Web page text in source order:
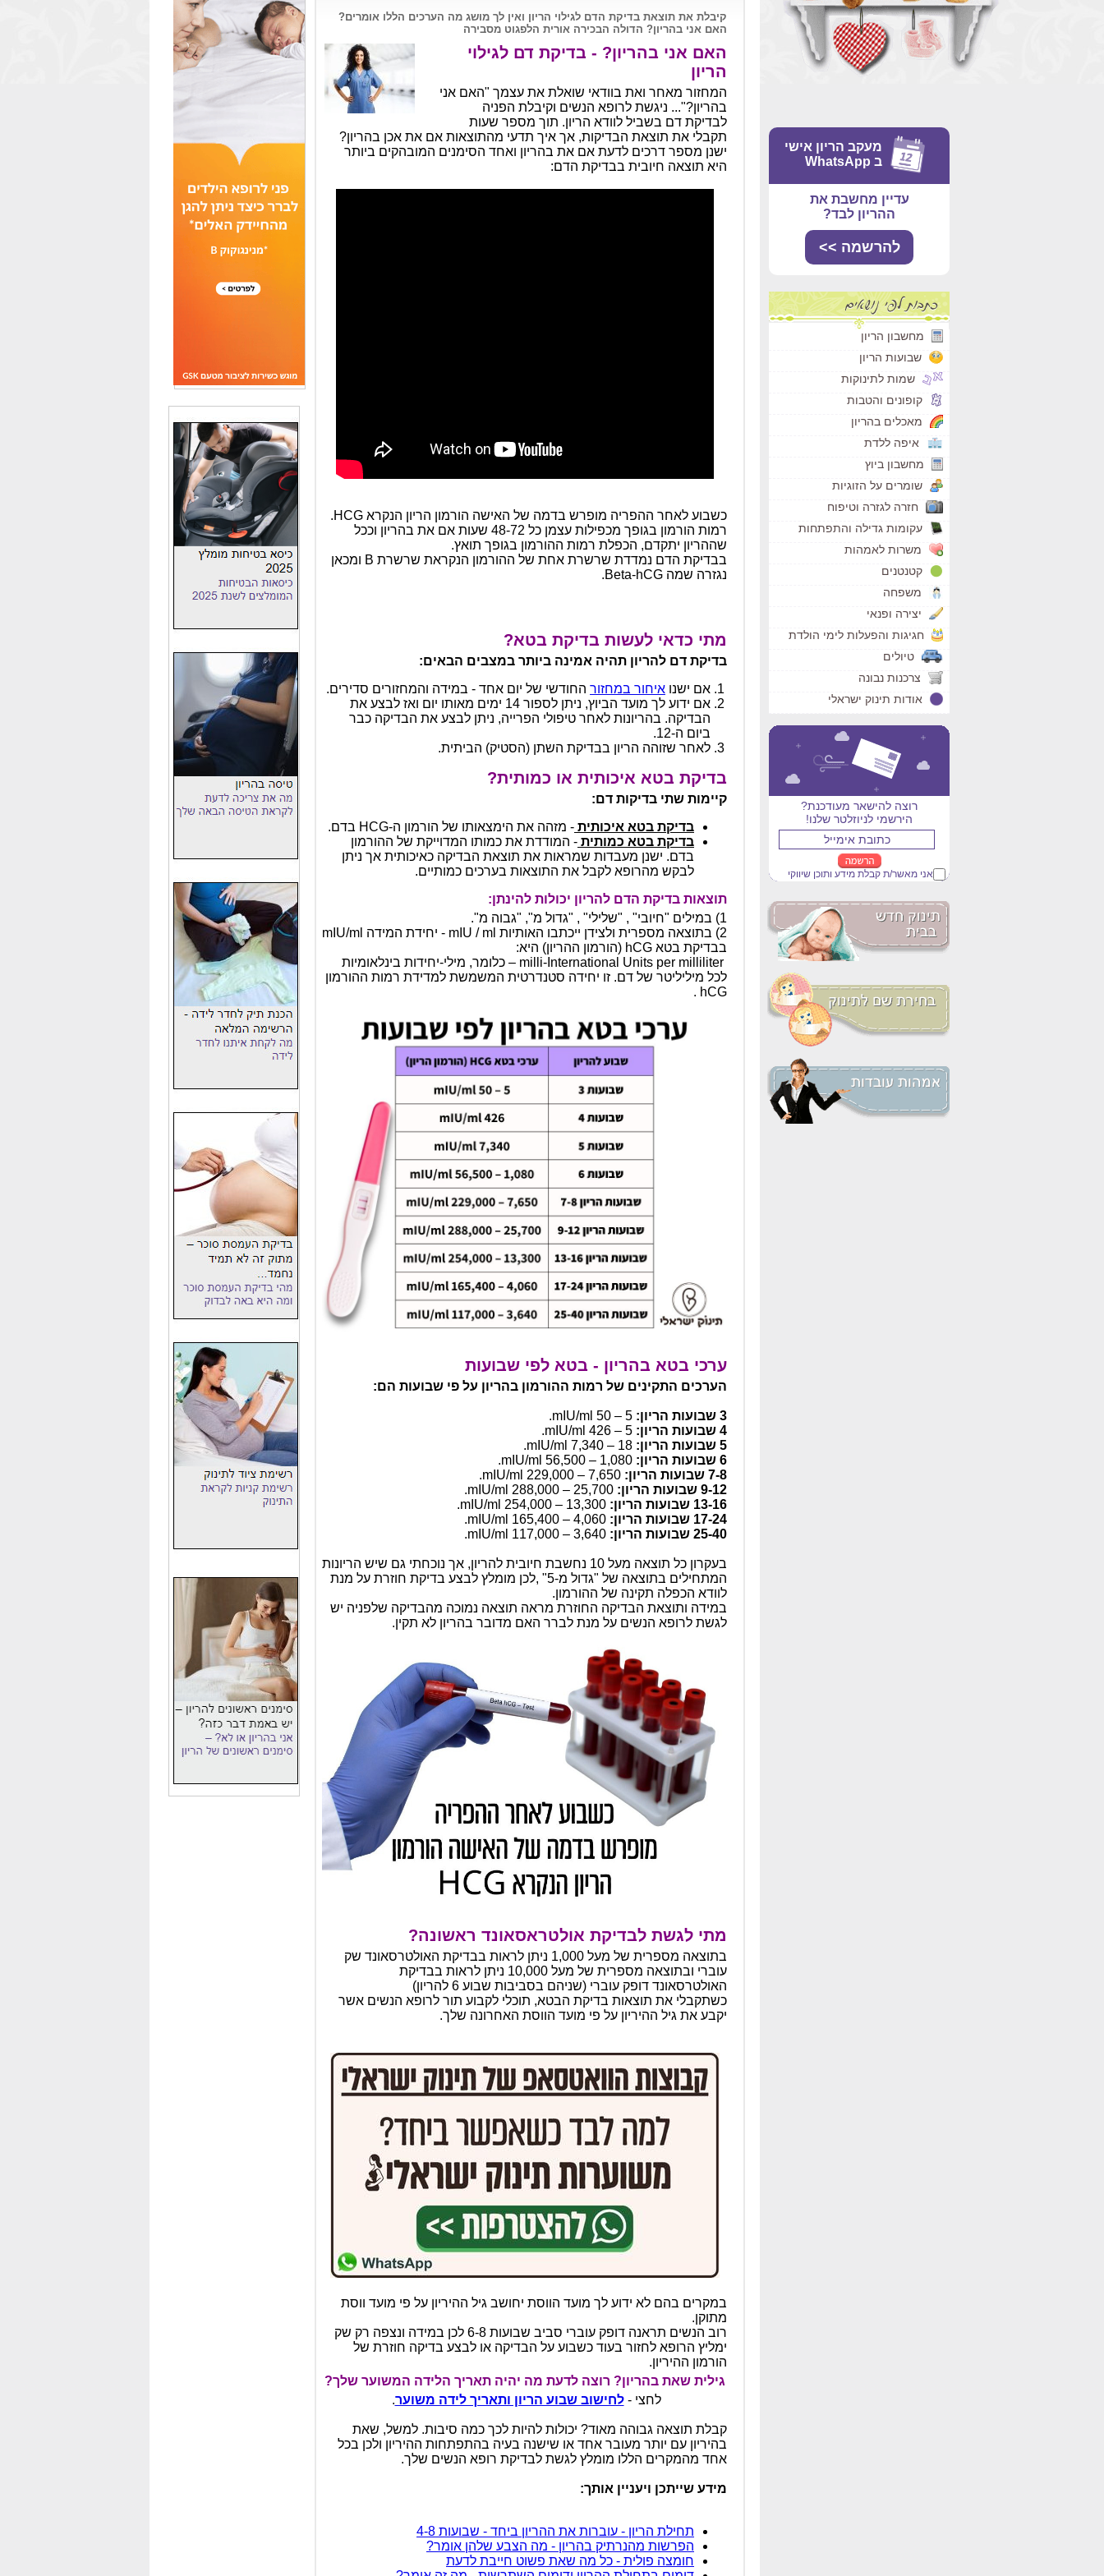
מעקב הריון אישי
ב WhatsApp
עדיין מחשבת את
ההריון לבד?
להרשמה >>
מחשבון הריון
שבועות הריון
שמות לתינוקות
קופונים והטבות
מאכלים בהריון
איפה ללדת
מחשבון ביוץ
שומרים על הזוגיות
חזרה לגזרה וטיפוח
עקומות גדילה והתפתחות
משרות לאמהות
קטנטנים
משפחה
יצירה ופנאי
חגיגות והפעלות לימי הולדת
טיולים
צרכנות נבונה
אודות תינוק ישראלי
רוצה להישאר מעודכנת?
הירשמי לניוזלטר שלנו!
אני מאשר/ת קבלת מידע ותוכן שיווקי
קיבלת את תוצאת בדיקת הדם לגילוי הריון ואין לך מושג מה הערכים הללו אומרים?
האם אני בהריון? הדולה הבכירה אורית הלפגוט מסבירה
האם אני בהריון? - בדיקת דם לגילוי
הריון
המחזור מאחר ואת בוודאי שואלת את עצמך "האם אני
בהריון?"... ניגשת לרופא הנשים וקיבלת הפניה
לבדיקת דם בשביל לוודא הריון. תוך מספר שעות
תקבלי את תוצאת הבדיקות, אך איך תדעי מהתוצאות אם את אכן בהריון?
ישנן מספר דרכים לדעת אם את בהריון ואחד הסימנים המובהקים ביותר
היא תוצאה חיובית בבדיקת הדם:
כשבוע לאחר ההפריה מופרש בדמה של האישה הורמון הריון הנקרא HCG.
רמות הורמון בגופך מכפילות עצמן כל 48-72 שעות אם את בהריון וככל
שההריון יתקדם, הכפלת רמות ההורמון בגופך תואץ.
בבדיקת הדם נמדדת שרשרת אחת של ההורמון הנקראת שרשרת B ומכאן
נגזרה שמה Beta-hCG.
מתי כדאי לעשות בדיקת בטא?
בדיקת דם להריון תהיה אמינה ביותר במצבים הבאים:
אם ישנו איחור במחזור החודשי של יום אחד - במידה והמחזורים סדירים.
אם ידוע לך מועד הביוץ, ניתן לספור 14 ימים מאותו יום ואז לבצע את
הבדיקה. בהריונות לאחר טיפולי הפרייה, ניתן לבצע את הבדיקה כבר
ביום ה-12.
לאחר שזוהה הריון בבדיקת השתן (הסטיק) הביתית.
בדיקת בטא איכותית או כמותית?
קיימות שתי בדיקות דם:
בדיקת בטא איכותית - מזהה את הימצאותו של הורמון ה-HCG בדם.
בדיקת בטא כמותית - המודדת את כמותו המדוייקת של ההורמון
בדם. ישנן מעבדות שמראות את תוצאת הבדיקה כאיכותית אך ניתן
לבקש מהרופא לקבל את התוצאות בערכים כמותיים.
תוצאות בדיקת הדם להריון יכולות להינתן:
1) במילים "חיובי" , "שלילי" , "גדול מ", "גבוה מ".
2) בתוצאה מספרית ולצידן ייכתבו האותיות mIU / ml - יחידת המידה mIU/ml
בבדיקת בטא hCG (הורמון ההריון) היא:
milli-International Units per milliliter – כלומר, מילי-יחידות בינלאומיות
לכל מיליליטר של דם. זו יחידה סטנדרטית המשמשת למדידת רמות ההורמון
hCG .
ערכי בטא בהריון - בטא לפי שבועות
הערכים התקינים של רמות ההורמון בהריון על פי שבועות הם:
3 שבועות הריון:
4 שבועות הריון:
5 שבועות הריון:
6 שבועות הריון:
7-8 שבועות הריון:
9-12 שבועות הריון:
13-16 שבועות הריון:
17-24 שבועות הריון:
25-40 שבועות הריון:
בעקרון כל תוצאה מעל 10 נחשבת חיובית להריון, אך נוכחתי גם שיש הריונות
המתחילים בתוצאה של "גדול מ-5" ,לכן מומלץ לבצע בדיקת חוזרת על מנת
לוודא הכפלה תקינה של ההורמון.
במידה ותוצאת הבדיקה החוזרת מראה תוצאה נמוכה מהבדיקה שלפניה יש
לגשת לרופא הנשים על מנת לברר האם מדובר בהריון לא תקין.
מתי לגשת לבדיקת אולטראסאונד ראשונה?
בתוצאה מספרית של מעל 1,000 ניתן לראות בבדיקת האולטרסאונד שק
עוברי ובתוצאה מספרית של מעל 10,000 ניתן לראות בבדיקת
האולטרסאונד דופק עוברי (שניהם בסביבות שבוע 6 להריון)
כשתקבלי את תוצאות בדיקת הבטא, תוכלי לקבוע תור לרופא הנשים אשר
יקבע את גיל ההיריון על פי מועד הווסת האחרונה שלך.
במקרים בהם לא ידוע לך מועד הווסת יחושב גיל ההיריון על פי מועד ווסת
מתוקן.
רוב הנשים תראנה דופק עוברי סביב שבועות 6-8 לכן במידה ונצפה רק שק
ימליץ הרופא לחזור בעוד כשבוע על הבדיקה או לבצע בדיקה חוזרת של
הורמון ההיריון.
גילית שאת בהריון? רוצה לדעת מה יהיה תאריך הלידה המשוער שלך?
לחצי -לחישוב שבוע הריון ותאריך לידה משוער.
קבלת תוצאה גבוהה מאוד? יכולות להיות לכך כמה סיבות. למשל, שאת
בהיריון עם יותר מעובר אחד או שישנה בעיה בהתפתחות ההיריון ולכן בכל
אחד מהמקרים הללו מומלץ לגשת לבדיקת רופא הנשים שלך.
מידע שייתכן ויעניין אותך:
תחילת הריון - עוברות את ההריון ביחד - שבועות 4-8
הפרשות מהנרתיק בהריון - מה הצבע שלהן אומר?
חומצה פולית - כל מה שאת פשוט חייבת לדעת